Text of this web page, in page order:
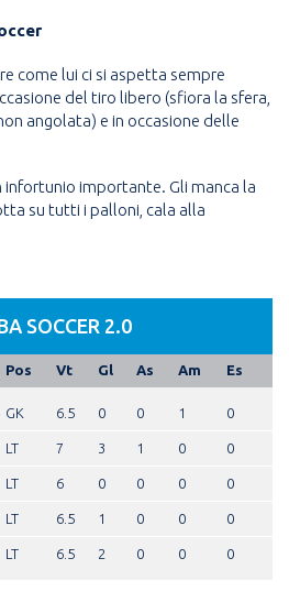
come lui ci si aspetta sempre
del tiro libero (sfiora la sfera,
angolata) e in occasione delle
infortunio importante. Gli manca la
su tutti i palloni, cala alla
SOCCER 2.0
Pos Vt Gl As Am Es
GK 6.5 0 0 1 0
LT 7 3 1 0 0
LT 6 0 0 0 0
LT 6.5 1 0 0 0
LT 6.5 2 0 0 0